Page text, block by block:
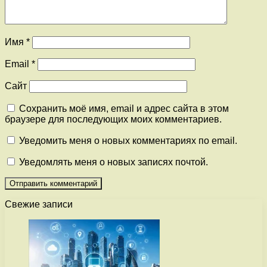
Имя *
Email *
Сайт
Сохранить моё имя, email и адрес сайта в этом
браузере для последующих моих комментариев.
Уведомить меня о новых комментариях по email.
Уведомлять меня о новых записях почтой.
Свежие записи